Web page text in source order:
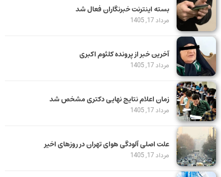
بسته اینترنت خبرنگاران فعال شد
مرداد 17, 1405
آخرین خبر از پرونده کلثوم اکبری
مرداد 17, 1405
زمان اعلام نتایج نهایی دکتری مشخص شد
مرداد 17, 1405
علت اصلی آلودگی هوای تهران در روزهای اخیر
مرداد 17, 1405